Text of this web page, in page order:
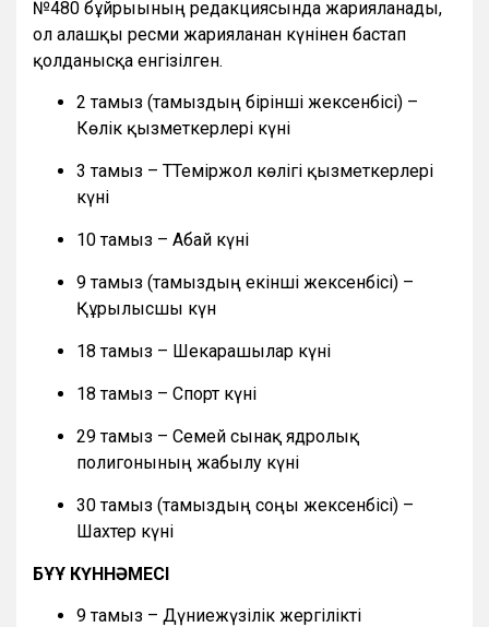
№480 бұйрығының редакциясында жарияланады,
ол алғашқы ресми жарияланған күнінен бастап
қолданысқа енгізілген.
2 тамыз (тамыздың бірінші жексенбісі) –
Көлік қызметкерлері күні
3 тамыз – ТТеміржол көлігі қызметкерлері
күні
10 тамыз – Абай күні
9 тамыз (тамыздың екінші жексенбісі) –
Құрылысшы күн
18 тамыз – Шекарашылар күні
18 тамыз – Спорт күні
29 тамыз – Семей сынақ ядролық
полигонының жабылу күні
30 тамыз (тамыздың соңғы жексенбісі) –
Шахтер күні
БҰҰ КҮННӘМЕСІ
9 тамыз – Дүниежүзілік жергілікті